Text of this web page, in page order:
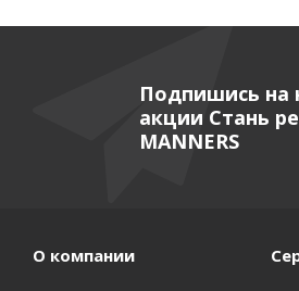
Подпишись на
акции Стань
MANNERS
О компании